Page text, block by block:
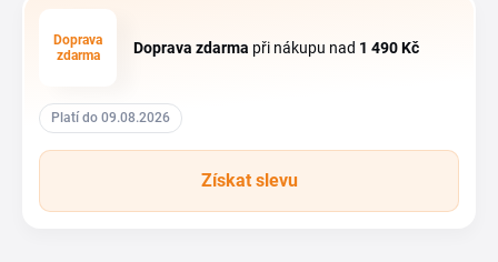
Doprava
zdarma
Doprava zdarma při nákupu nad 1 490 Kč
Platí do 09.08.2026
Získat slevu